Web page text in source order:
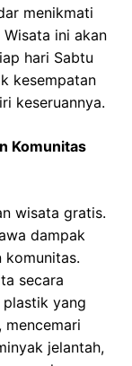
menikmati
ini akan
hari Sabtu
kesempatan
keseruannya.
Komunitas
wisata gratis.
dampak
secara
plastik yang
mencemari
jelantah,